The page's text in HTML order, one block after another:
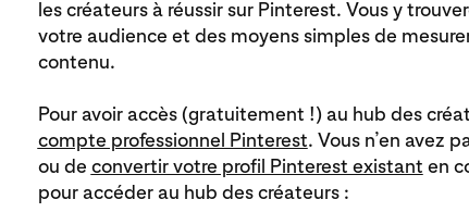
les créateurs à réussir sur Pinterest. Vous y
votre audience et des moyens simples de
contenu.
Pour avoir accès (gratuitement !) au hub des
compte professionnel Pinterest. Vous n’en avez
ou de convertir votre profil Pinterest existant en
pour accéder au hub des créateurs :